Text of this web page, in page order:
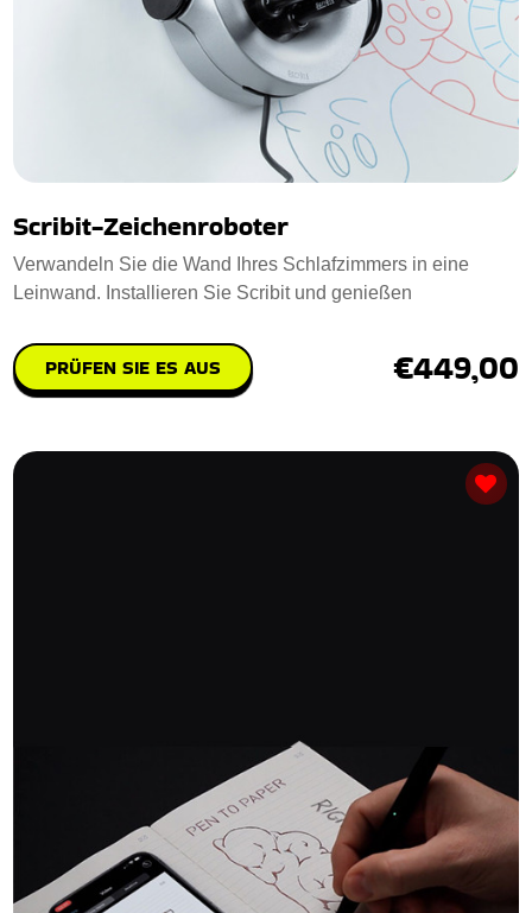
Scribit-Zeichenroboter
Verwandeln Sie die Wand Ihres Schlafzimmers in eine
Leinwand. Installieren Sie Scribit und genießen
PRÜFEN SIE ES AUS €449,00